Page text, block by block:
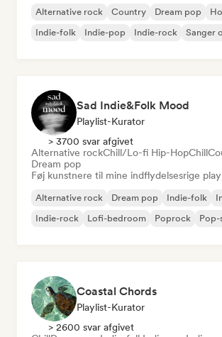
Alternative rock Country Dream pop
Indie-folk
Indie-pop Indie-rock Sanger
Sad Indie&Folk Mood
Playlist-Kurator
> 3700 svar afgivet
Alternative rockChill/Lo-fi Hip-HopChill
Dream pop
Føj kunstnere til mine indflydelsesrige
Alternative rock Dream pop Indie-folk
Indie-rock
Lofi-bedroom Poprock Pop-
Coastal Chords
Playlist-Kurator
> 2600 svar afgivet